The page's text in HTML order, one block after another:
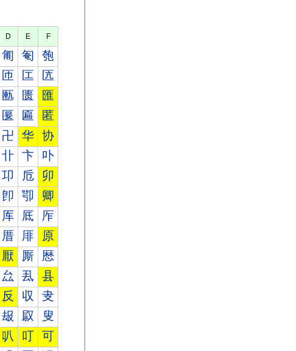
D E F
匍 匎 匏
匝 匞 匟
匭 匮 匯
匽 匾 匿
卍 华 协
卝 卞 卟
卭 卮 卯
卽 卾 卿
厍 厎 厏
厝 厞 原
厭 厮 厯
厽 厾 县
反 収 叏
叝 叞 叟
叭 叮 可